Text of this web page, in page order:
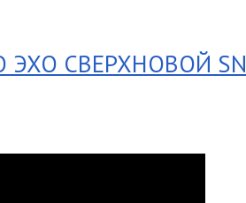
ЭХО СВЕРХНОВОЙ SN